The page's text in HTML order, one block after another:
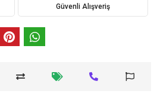
Güvenli Alışveriş